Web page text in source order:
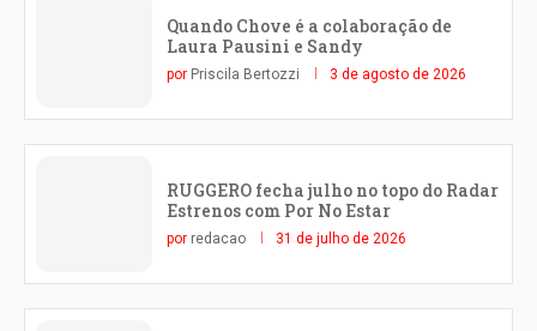
Quando Chove é a colaboração de
Laura Pausini e Sandy
por Priscila Bertozzi 3 de agosto de 2026
RUGGERO fecha julho no topo do Radar
Estrenos com Por No Estar
por redacao 31 de julho de 2026